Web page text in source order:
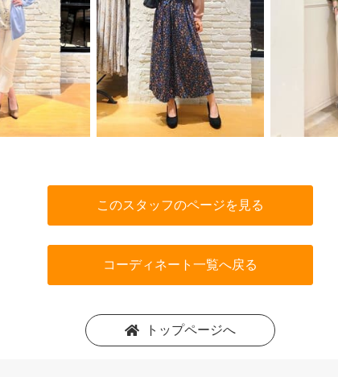
このスタッフのページを見る
コーディネート一覧へ戻る
トップページへ